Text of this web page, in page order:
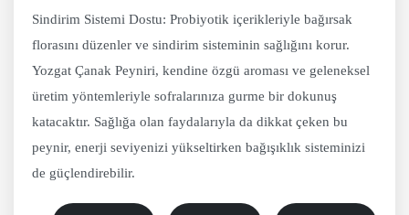
Sindirim Sistemi Dostu: Probiyotik içerikleriyle bağırsak
florasını düzenler ve sindirim sisteminin sağlığını korur.
Yozgat Çanak Peyniri, kendine özgü aroması ve geleneksel
üretim yöntemleriyle sofralarınıza gurme bir dokunuş
katacaktır. Sağlığa olan faydalarıyla da dikkat çeken bu
peynir, enerji seviyenizi yükseltirken bağışıklık sisteminizi
de güçlendirebilir.